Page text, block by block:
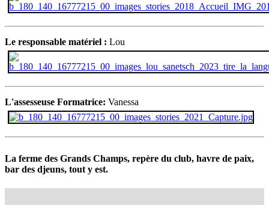
Le responsable matériel : Lou
L'assesseuse Formatrice: Vanessa
La ferme des Grands Champs, repère du club, havre de paix,
bar des djeuns, tout y est.